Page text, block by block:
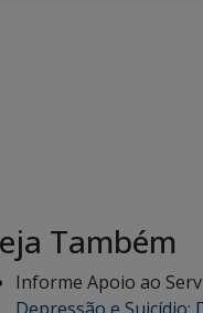
Também
Informe Apoio ao